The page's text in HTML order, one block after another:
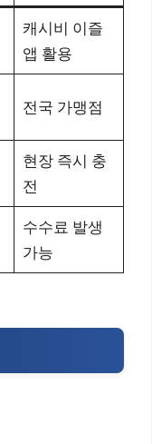
캐시비 이즐
앱 활용
전국 가맹점
현장 즉시 충
전
수수료 발생
가능